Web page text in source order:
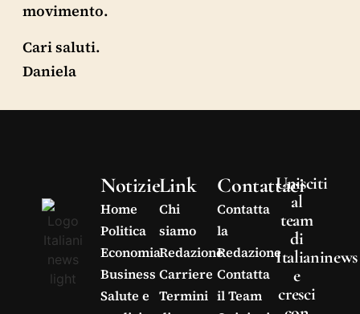
movimento.
Cari saluti.
Daniela
Notizie
Home
Politica
Economia
Business
Salute e
Link
Chi
siamo
Redazione
Carriere
Termini
Contattaci
Contatta
la
Redazione
Contatta
il Team
Unisciti
al
team
di
Italianinews
e
cresci